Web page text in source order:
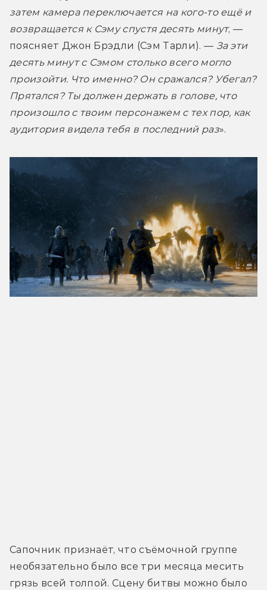
затем камера переключается на кого-то ещё и
возвращается к Сэму спустя десять минут, —
поясняет Джон Брэдли (Сэм Тарли). — За эти
десять минут с Сэмом столько всего могло
произойти. Что именно? Он сражался? Убегал?
Прятался? Ты должен держать в голове, что
произошло с твоим персонажем с тех пор, как
аудитория видела тебя в последний раз».
Сапочник признаёт, что съёмочной группе
необязательно было все три месяца месить
грязь всей толпой. Сцену битвы можно было